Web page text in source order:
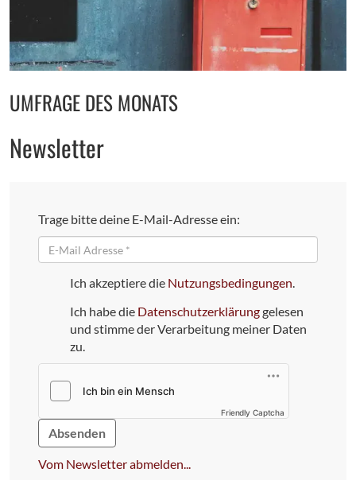
UMFRAGE DES MONATS
Newsletter
Trage bitte deine E-Mail-Adresse ein:
Mail
Ich akzeptiere die Nutzungsbedingungen.
Ich habe die Datenschutzerklärunggelesen
und stimme der Verarbeitung meiner Daten
zu.
Friendly Captcha
Bitte
dieses
Feld
Vom Newsletter abmelden...